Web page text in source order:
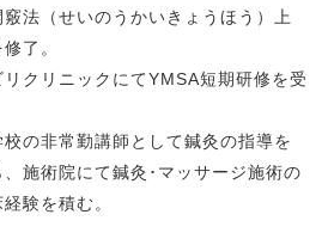
法（せいのうかいきょうほう）上
了。
リクリニックにてYMSA短期研修を受
の非常勤講師として鍼灸の指導を
施術院にて鍼灸･マッサージ施術の
験を積む。